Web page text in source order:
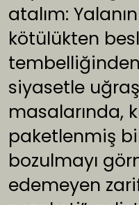
atalım:
kötülükten
siyasetle
masalarında,
paketlenmiş
bozulmayı
edemeyen